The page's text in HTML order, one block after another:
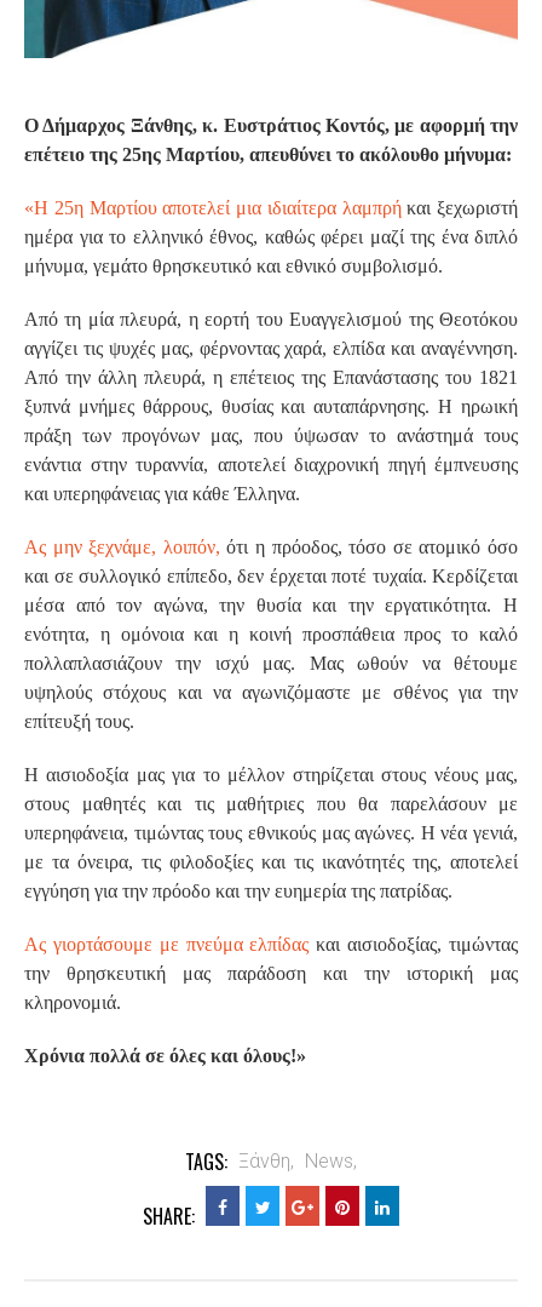
Ο Δήμαρχος Ξάνθης, κ. Ευστράτιος Κοντός, με αφορμή την
επέτειο της 25ης Μαρτίου, απευθύνει το ακόλουθο μήνυμα:
«Η 25η Μαρτίου αποτελεί μια ιδιαίτερα λαμπρήκαι ξεχωριστή
ημέρα για το ελληνικό έθνος, καθώς φέρει μαζί της ένα διπλό
μήνυμα, γεμάτο θρησκευτικό και εθνικό συμβολισμό.
Από τη μία πλευρά, η εορτή του Ευαγγελισμού της Θεοτόκου
αγγίζει τις ψυχές μας, φέρνοντας χαρά, ελπίδα και αναγέννηση.
Από την άλλη πλευρά, η επέτειος της Επανάστασης του 1821
ξυπνά μνήμες θάρρους, θυσίας και αυταπάρνησης. Η ηρωική
πράξη των προγόνων μας, που ύψωσαν το ανάστημά τους
ενάντια στην τυραννία, αποτελεί διαχρονική πηγή έμπνευσης
και υπερηφάνειας για κάθε Έλληνα.
Ας μην ξεχνάμε, λοιπόν,ότι η πρόοδος, τόσο σε ατομικό όσο
και σε συλλογικό επίπεδο, δεν έρχεται ποτέ τυχαία. Κερδίζεται
μέσα από τον αγώνα, την θυσία και την εργατικότητα. Η
ενότητα, η ομόνοια και η κοινή προσπάθεια προς το καλό
πολλαπλασιάζουν την ισχύ μας. Μας ωθούν να θέτουμε
υψηλούς στόχους και να αγωνιζόμαστε με σθένος για την
επίτευξή τους.
Η αισιοδοξία μας για το μέλλον στηρίζεται στους νέους μας,
στους μαθητές και τις μαθήτριες που θα παρελάσουν με
υπερηφάνεια, τιμώντας τους εθνικούς μας αγώνες. Η νέα γενιά,
με τα όνειρα, τις φιλοδοξίες και τις ικανότητές της, αποτελεί
εγγύηση για την πρόοδο και την ευημερία της πατρίδας.
Ας γιορτάσουμε με πνεύμα ελπίδας και αισιοδοξίας, τιμώντας
την θρησκευτική μας παράδοση και την ιστορική μας
κληρονομιά.
Χρόνια πολλά σε όλες και όλους!»
TAGS: Ξάνθη, News,
SHARE: